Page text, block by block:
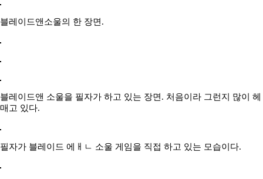
블레이드앤소울의 한 장면.
블레이드앤 소울을 필자가 하고 있는 장면. 처음이라 그런지 많이 헤
매고 있다.
필자가 블레이드 에ㅐㄴ 소울 게임을 직접 하고 있는 모습이다.